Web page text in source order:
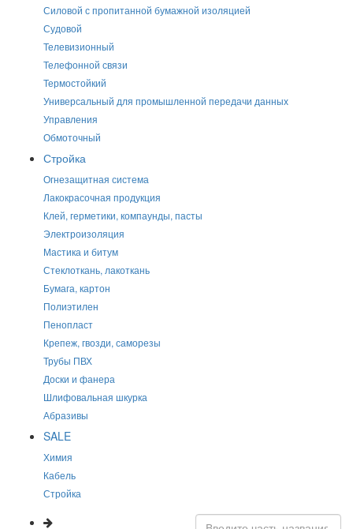
Силовой с пропитанной бумажной изоляцией
Судовой
Телевизионный
Телефонной связи
Термостойкий
Универсальный для промышленной передачи данных
Управления
Обмоточный
Стройка
Огнезащитная система
Лакокрасочная продукция
Клей, герметики, компаунды, пасты
Электроизоляция
Мастика и битум
Стеклоткань, лакоткань
Бумага, картон
Полиэтилен
Пенопласт
Крепеж, гвозди, саморезы
Трубы ПВХ
Доски и фанера
Шлифовальная шкурка
Абразивы
SALE
Химия
Кабель
Стройка